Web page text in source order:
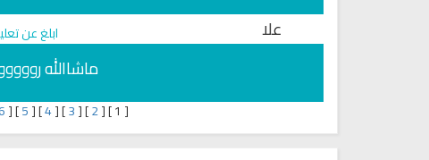
علا
ابلغ عن
ماشاالله
[
]
[
2
]
[
3
]
[
4
]
[
5
]
[